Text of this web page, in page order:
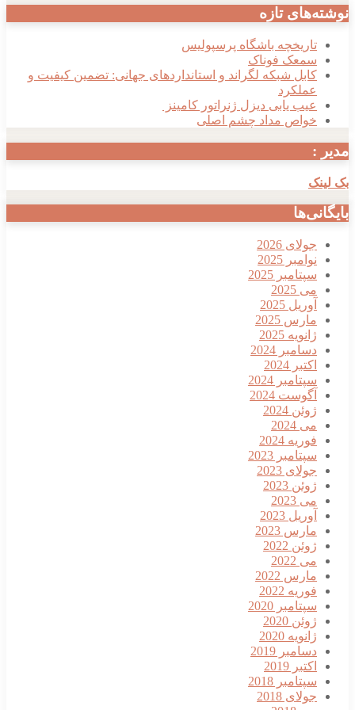
تازه
باشگاه پرسپولیس
فوناک
شبکه لگراند و استانداردهای جهانی: تضمین کیفیت و
یابی دیزل ژنراتور کامینز
مداد چشم اصلی
2026
2025
2025
2025
2025
2025
2024
2024
2024
2024
2024
2024
2023
2023
2023
2023
2023
2022
2022
2022
2020
2020
2020
2019
2019
2018
2018